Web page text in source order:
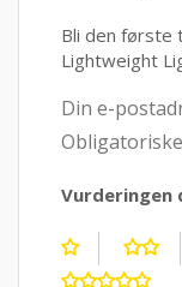
Bli den første
Lightweight
Din e-
Vurderingen